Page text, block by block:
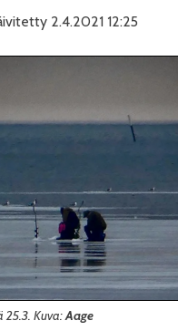
2.4.2021 12:25
25.3. Kuva:Aage